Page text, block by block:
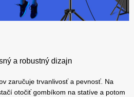
a robustný dizajn
zaručuje trvanlivosť a pevnosť. Na
otočiť gombíkom na statíve a potom